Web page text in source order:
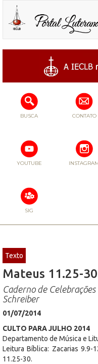
BUSCA CONTATO
YOUTUBE
SIG
Texto
Mateus 11.25-30
Caderno de
Schreiber
01/07/2014
CULTO PARA JULHO 2014
Departamento de Música e
Leitura Bíblica: Zacarias 9.9-
11.25-30.